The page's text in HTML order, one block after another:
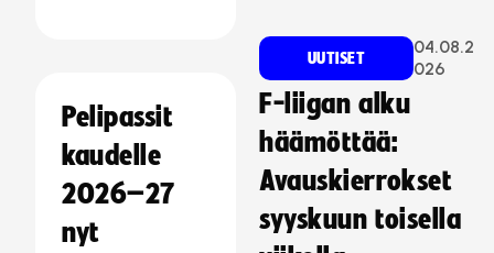
Pelipassit
kaudelle
2026–27
nyt
UUTISET
04.08.2
026
F-liigan alku
häämöttää:
Avauskierrokset
syyskuun toisella